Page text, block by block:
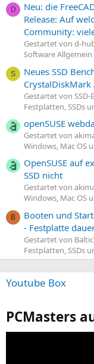
D
Neu: die
Release: Auf
Community:
Gestartet von d-
Software Allgemein
S
Neues SSD
Gestartet von SSD-
Festplatten, SSDs
openSUSE
Gestartet von
Windows, Mac OS
OpenSUSE auf
SSD nicht
Gestartet von
Windows, Mac OS
B
Booten und
- Festplatte
Gestartet von
Festplatten, SSDs
Youtube Box
PCMasters